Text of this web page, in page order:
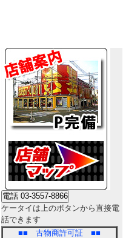
ケータイは上のボタンから直接電
話できます
■■ 古物商許可証 ■■